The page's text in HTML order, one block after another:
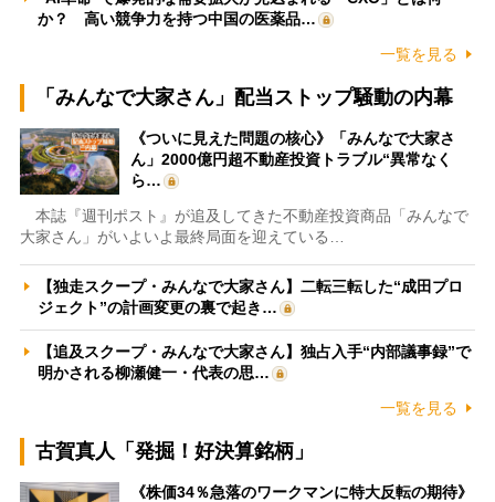
か？ 高い競争力を持つ中国の医薬品…
一覧を見る
「みんなで大家さん」配当ストップ騒動の内幕
《ついに見えた問題の核心》「みんなで大家さ
ん」2000億円超不動産投資トラブル“異常なく
ら…
本誌『週刊ポスト』が追及してきた不動産投資商品「みんなで
大家さん」がいよいよ最終局面を迎えている…
【独走スクープ・みんなで大家さん】二転三転した“成田プロ
ジェクト”の計画変更の裏で起き…
【追及スクープ・みんなで大家さん】独占入手“内部議事録”で
明かされる柳瀬健一・代表の思…
一覧を見る
古賀真人「発掘！好決算銘柄」
《株価34％急落のワークマンに特大反転の期待》